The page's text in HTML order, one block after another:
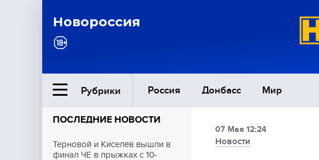
Новороссия
Рубрики Россия Донбасс Мир
Ближний Восток
ПОСЛЕДНИЕ НОВОСТИ
Терновой и Киселёв вышли в
финал ЧЕ в прыжках с 10-
07 Мая 12:24
Новости